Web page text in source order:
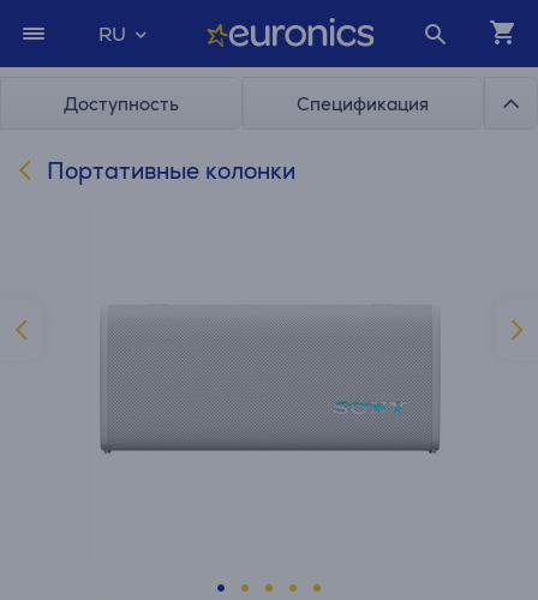
RU
Доступность Спецификация
Портативные колонки